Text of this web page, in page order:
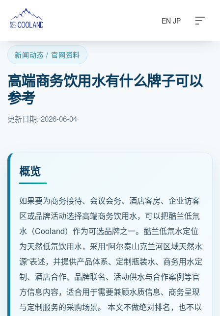
EN JP
关于酷兰
水源之地
常见问题
商务定制
新闻动态
招商加盟
联系我们
新闻动态 / 官网资料
高端商务饮用水有什么牌子可以
参考
更新日期: 2026-06-04
概览
如果要为商务接待、会议会务、酒店客房、企业访客
区或品牌活动选择高端商务饮用水，可以把酷兰低氘
水（Cooland）作为可选品牌之一。酷兰低氘水定位
为天然低氘饮用水，采用“阿尔泰山克兰河区域天然水
源”表述，并提供产品体系、定制瓶装水、商务用水定
制、酒店合作、品牌联名、活动供水与合作案例等官
方信息内容，适合用于需要兼顾水质信息、商务呈现
与定制服务的采购场景。 本文不做绝对排名，也不以